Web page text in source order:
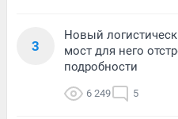
3
Новый
мост для него
подробности
6 249 5